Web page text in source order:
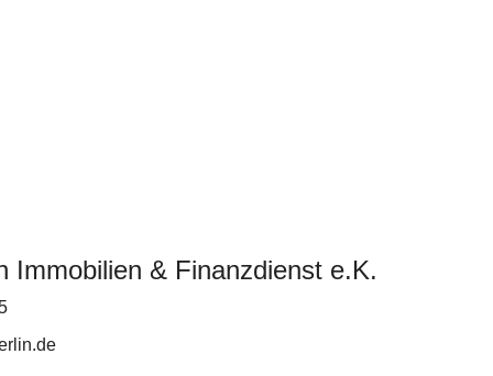
Immobilien & Finanzdienst e.K.